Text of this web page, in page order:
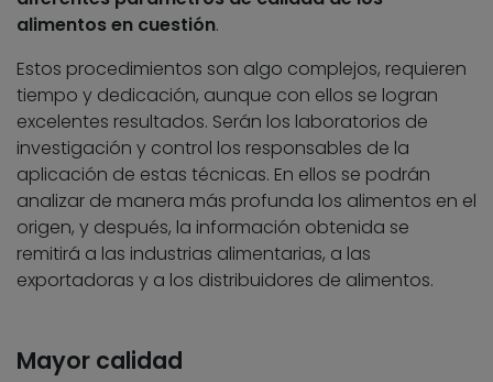
alimentos en cuestión.
Estos procedimientos son algo complejos, requieren
tiempo y dedicación, aunque con ellos se logran
excelentes resultados. Serán los laboratorios de
investigación y control los responsables de la
aplicación de estas técnicas. En ellos se podrán
analizar de manera más profunda los alimentos en el
origen, y después, la información obtenida se
remitirá a las industrias alimentarias, a las
exportadoras y a los distribuidores de alimentos.
Mayor calidad